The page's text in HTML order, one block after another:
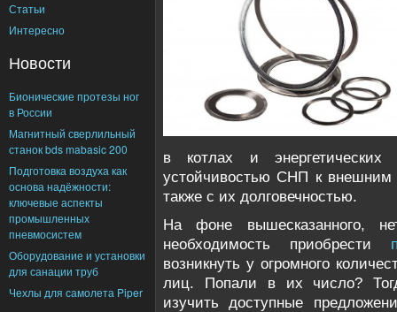
Статьи
Интересно
Новости
Бионические протезы ног
в России
Магнитный сверлильный
станок bds mabasic 200
Подготовка воздуха как
основа надёжности:
ключевые аспекты
промышленных
пневмосистем
Оборудование и установки
для санации труб
Чехлы для самолета Piper
в котлах и
устойчивостью СНП к внешним
также с их долговечностью.
На фоне вышесказанного,
необходимость приобрести
возникнуть у огромного
лиц. Попали в их число?
изучить доступные